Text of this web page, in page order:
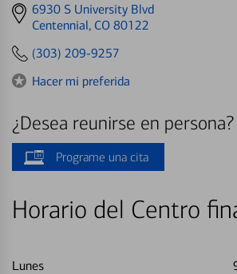
Get
directions
6930 S University Blvd
Centennial, CO 80122
(303) 209-9257
Hacer mi preferida
¿Desea reunirse en persona?
Programe una cita
Horario del Centro
Lunes